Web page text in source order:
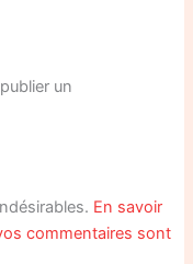
un
En savoir
commentaires sont